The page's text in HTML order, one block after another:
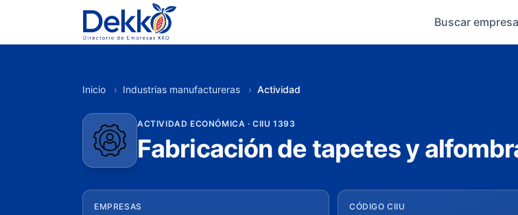
Buscar
Inicio › Industrias manufactureras › Actividad
ACTIVIDAD ECONÓMICA · CIIU 1393
Fabricación de tapetes y
EMPRESAS CÓDIGO CIIU